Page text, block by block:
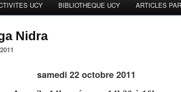
UCY BIBLIOTHEQUE UCY ARTICLES
Nidra
samedi 22 octobre 2011